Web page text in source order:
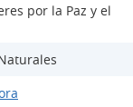
por la Paz y el